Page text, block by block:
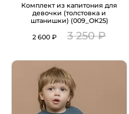
Комплект из капитония для
девочки (толстовка и
штанишки) (009_ОК25)
2 600 ₽ 3 250 ₽